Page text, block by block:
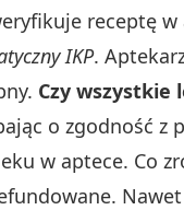
receptę
IKP.
Czy wszystkie
o zgodność z
w aptece. Co